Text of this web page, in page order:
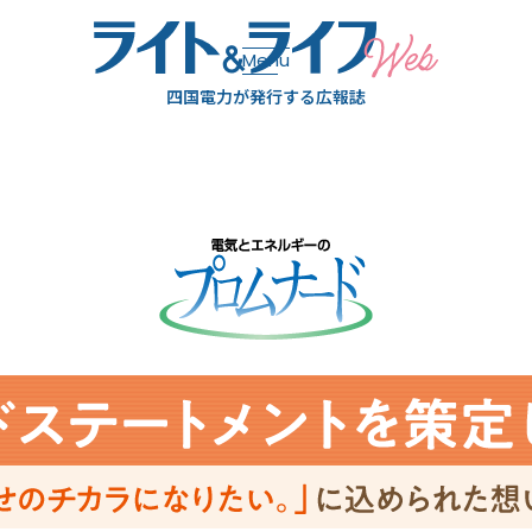
四国電力が発行する広報誌
Menu
グルメ トラベル ライフ